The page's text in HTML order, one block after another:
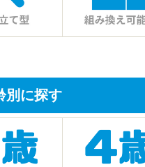
別に探す